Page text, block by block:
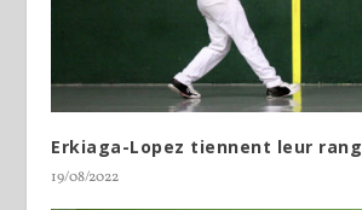
Erkiaga-Lopez tiennent leur rang
19/08/2022